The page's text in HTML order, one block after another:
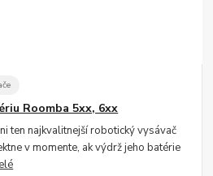
Roomba 5xx, 6xx
ten najkvalitnejší robotický vysávač
v momente, ak výdrž jeho batérie